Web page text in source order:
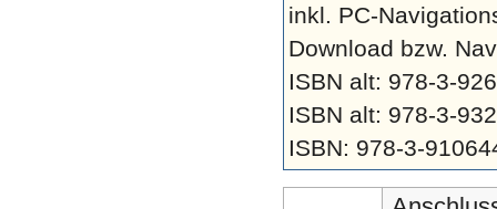
inkl. PC-
Download bzw.
ISBN alt: 978-3-
ISBN alt: 978-3-
ISBN: 978-3-